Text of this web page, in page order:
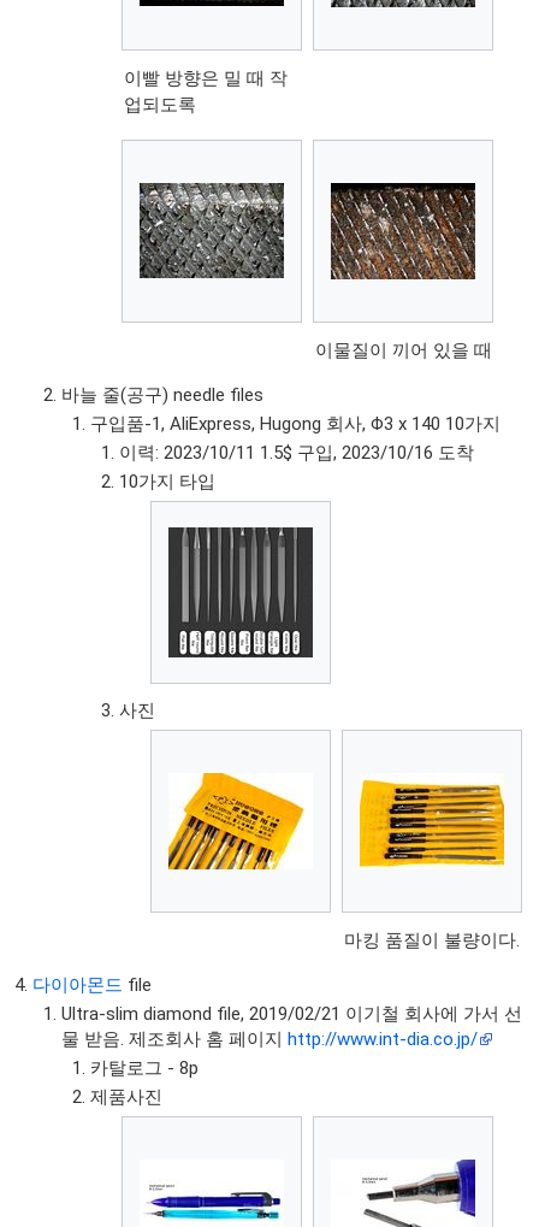
이빨 방향은 밀 때 작
업되도록
이물질이 끼어 있을 때
바늘 줄(공구) needle files
구입품-1, AliExpress, Hugong 회사, Φ3 x 140 10가지
이력: 2023/10/11 1.5$ 구입, 2023/10/16 도착
10가지 타입
사진
마킹 품질이 불량이다.
다이아몬드 file
Ultra-slim diamond file, 2019/02/21 이기철 회사에 가서 선
물 받음. 제조회사 홈 페이지http://www.int-dia.co.jp/
카탈로그 - 8p
제품사진